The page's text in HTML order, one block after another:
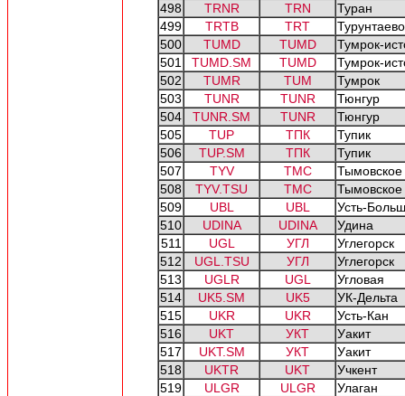
498
TRNR TRN
Туран
499
TRTB TRT
Турунтаево
500
TUMD TUMD
Тумрок-
501
TUMD.SM TUMD
Тумрок-
502
TUMR TUM
Тумрок
503
TUNR TUNR
Тюнгур
504
TUNR.SM TUNR
Тюнгур
505
TUP ТПК
Тупик
506
TUP.SM ТПК
Тупик
507
TYV ТМС
Тымовское
508
TYV.TSU ТМС
Тымовское
509
UBL UBL
Усть-
510
UDINA UDINA
Удина
511
UGL УГЛ
Углегорск
512
UGL.TSU УГЛ
Углегорск
513
UGLR UGL
Угловая
514
UK5.SM UK5
УК-Дельта
515
UKR UKR
Усть-Кан
516
UKT УКТ
Уакит
517
UKT.SM УКТ
Уакит
518
UKTR UKT
Учкент
519
ULGR ULGR
Улаган